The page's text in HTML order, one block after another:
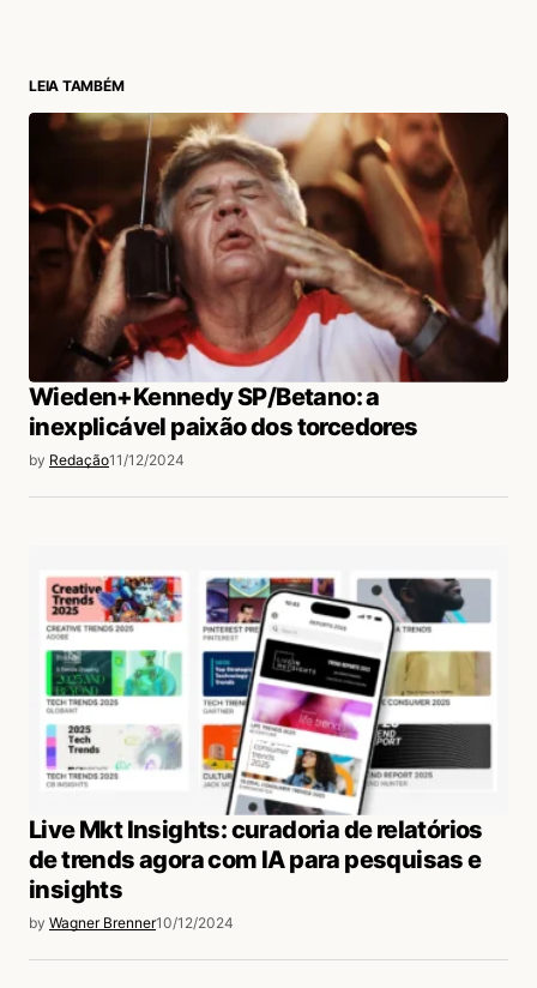
LEIA TAMBÉM
Wieden+Kennedy SP/Betano: a
inexplicável paixão dos torcedores
by Redação11/12/2024
Live Mkt Insights: curadoria de relatórios
de trends agora com IA para pesquisas e
insights
by Wagner Brenner10/12/2024